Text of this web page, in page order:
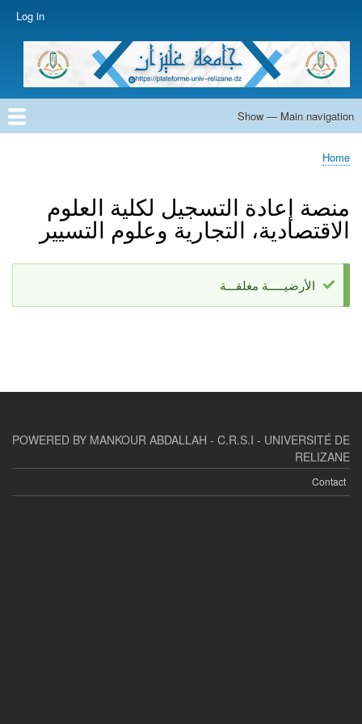
main
content
account
menu
Log in
Main
Show — Main navigation
Home
Breadcrumb
Home
منصة إعادة التسجيل لكلية العلوم
الاقتصادية، التجارية وعلوم التسيير
Status
الأرضيـــــة مغلقـــة
POWERED BY MANKOUR ABDALLAH - C.R.S.I - UNIVERSITÉ DE
RELIZANE
Contact